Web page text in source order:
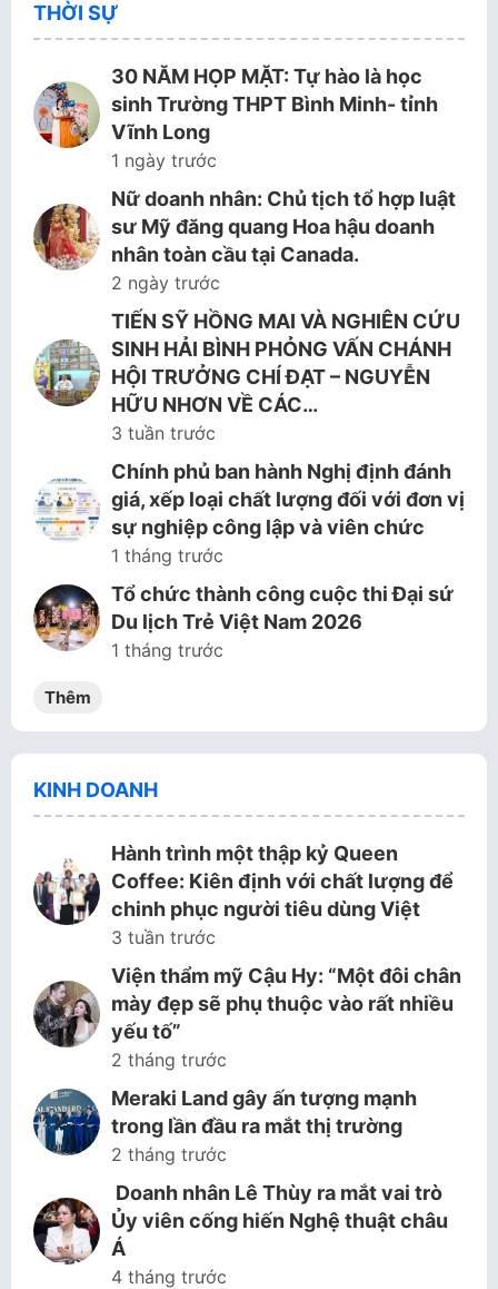
THỜI SỰ
30 NĂM HỌP MẶT: Tự hào là học
sinh Trường THPT Bình Minh- tỉnh
Vĩnh Long
1 ngày trước
Nữ doanh nhân: Chủ tịch tổ hợp luật
sư Mỹ đăng quang Hoa hậu doanh
nhân toàn cầu tại Canada.
2 ngày trước
TIẾN SỸ HỒNG MAI VÀ NGHIÊN CỨU
SINH HẢI BÌNH PHỎNG VẤN CHÁNH
HỘI TRƯỞNG CHÍ ĐẠT – NGUYỄN
HỮU NHƠN VỀ CÁC…
3 tuần trước
Chính phủ ban hành Nghị định đánh
giá, xếp loại chất lượng đối với đơn vị
sự nghiệp công lập và viên chức
1 tháng trước
Tổ chức thành công cuộc thi Đại sứ
Du lịch Trẻ Việt Nam 2026
1 tháng trước
Thêm
KINH DOANH
Hành trình một thập kỷ Queen
Coffee: Kiên định với chất lượng để
chinh phục người tiêu dùng Việt
3 tuần trước
Viện thẩm mỹ Cậu Hy: “Một đôi chân
mày đẹp sẽ phụ thuộc vào rất nhiều
yếu tố”
2 tháng trước
Meraki Land gây ấn tượng mạnh
trong lần đầu ra mắt thị trường
2 tháng trước
Doanh nhân Lê Thùy ra mắt vai trò
Ủy viên cống hiến Nghệ thuật châu
Á
4 tháng trước